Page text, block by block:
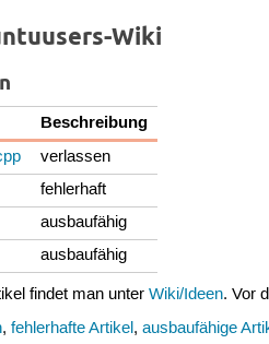
Wiki
Beschreibung
verlassen
fehlerhaft
ausbaufähig
ausbaufähig
findet man unterWiki/Ideen. Vor
,fehlerhafte Artikel,ausbaufähige